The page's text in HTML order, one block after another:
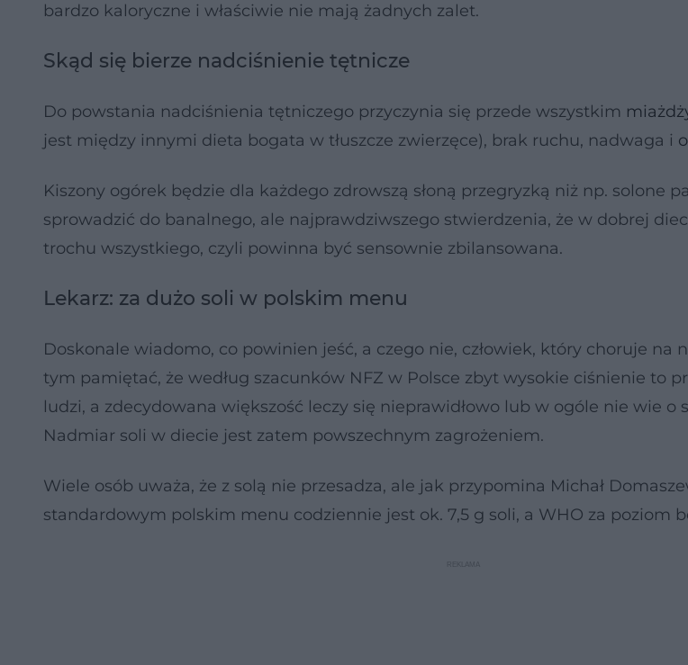
bardzo kaloryczne i właściwie nie mają żadnych zalet.
Skąd się bierze nadciśnienie tętnicze
Do powstania nadciśnienia tętniczego przyczynia się przede wszystkim
jest między innymi dieta bogata w tłuszcze zwierzęce), brak ruchu, nadwaga i
Kiszony ogórek będzie dla każdego zdrowszą słoną przegryzką niż np. solone
sprowadzić do banalnego, ale najprawdziwszego stwierdzenia, że w dobrej
trochu wszystkiego, czyli powinna być sensownie zbilansowana.
Lekarz: za dużo soli w polskim menu
Doskonale wiadomo, co powinien jeść, a czego nie, człowiek, który choruje na
tym pamiętać, że według szacunków NFZ w Polsce zbyt wysokie ciśnienie to
ludzi, a zdecydowana większość leczy się nieprawidłowo lub w ogóle nie wie o
Nadmiar soli w diecie jest zatem powszechnym zagrożeniem.
Wiele osób uważa, że z solą nie przesadza, ale jak przypomina Michał
standardowym polskim menu codziennie jest ok. 7,5 g soli, a WHO za poziom